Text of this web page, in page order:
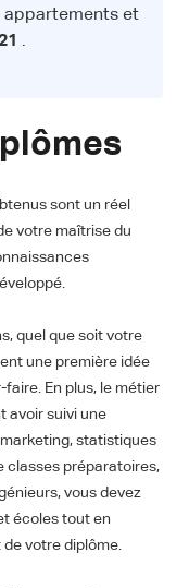
appartements et
.
sont un réel
votre maîtrise du
quel que soit votre
une première idée
En plus, le métier
avoir suivi une
statistiques
classes préparatoires,
vous devez
écoles tout en
votre diplôme.